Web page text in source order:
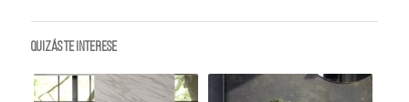
Quizás te interese